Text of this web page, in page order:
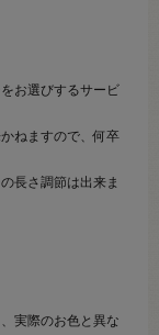
お選びするサービ
ねますので、何卒
長さ調節は出来ま
実際のお色と異な